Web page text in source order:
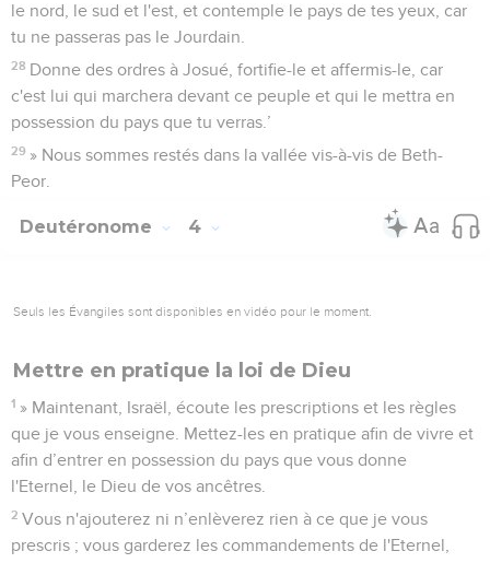
le nord, le sud et l'est, et contemple le pays de tes yeux, car
tu ne passeras pas le Jourdain.
28 Donne des ordres à Josué, fortifie-le et affermis-le, car
c'est lui qui marchera devant ce peuple et qui le mettra en
possession du pays que tu verras.’
29 » Nous sommes restés dans la vallée vis-à-vis de Beth-
Peor.
Deutéronome 4
Seuls les Évangiles sont disponibles en vidéo pour le moment.
Mettre en pratique la loi de Dieu
1 » Maintenant, Israël, écoute les prescriptions et les règles
que je vous enseigne. Mettez-les en pratique afin de vivre et
afin d’entrer en possession du pays que vous donne
l'Eternel, le Dieu de vos ancêtres.
2 Vous n'ajouterez ni n’enlèverez rien à ce que je vous
prescris ; vous garderez les commandements de l'Eternel,